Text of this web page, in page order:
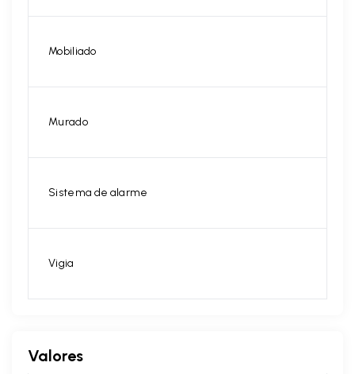
Mobiliado
Murado
Sistema de alarme
Vigia
Valores